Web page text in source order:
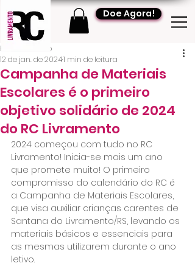
Doe Agora!
Campanha de Materiais
Escolares é o primeiro
objetivo solidário de 2024
do RC Livramento
RC Livramento
12 de jan. de 20241 min de leitura
2024 começou com tudo no RC
Livramento! Inicia-se mais um ano
que promete muito! O primeiro
compromisso do calendário do RC é
a Campanha de Materiais Escolares,
que visa auxiliar crianças carentes de
Santana do Livramento/RS, levando os
materiais básicos e essenciais para
as mesmas utilizarem durante o ano
letivo.